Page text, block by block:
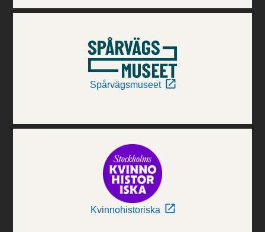
Spårvägsmuseet
Kvinnohistoriska